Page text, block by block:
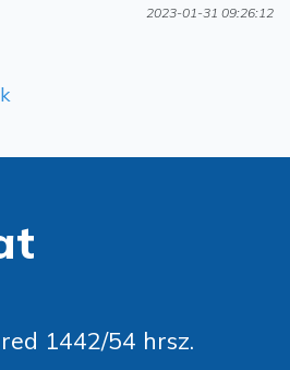
2023-01-31 09:26:12
1442/54 hrsz.